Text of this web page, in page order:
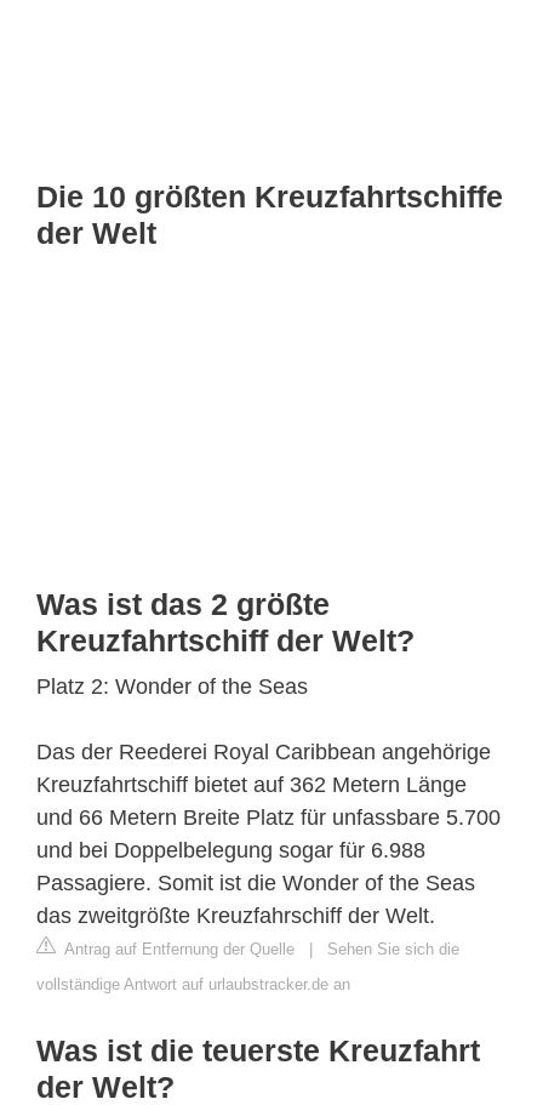
Die 10 größten Kreuzfahrtschiffe
der Welt
Was ist das 2 größte
Kreuzfahrtschiff der Welt?
Platz 2: Wonder of the Seas
Das der Reederei Royal Caribbean angehörige
Kreuzfahrtschiff bietet auf 362 Metern Länge
und 66 Metern Breite Platz für unfassbare 5.700
und bei Doppelbelegung sogar für 6.988
Passagiere. Somit ist die Wonder of the Seas
das zweitgrößte Kreuzfahrschiff der Welt.
Antrag auf Entfernung der Quelle | Sehen Sie sich die
vollständige Antwort auf urlaubstracker.de an
Was ist die teuerste Kreuzfahrt
der Welt?